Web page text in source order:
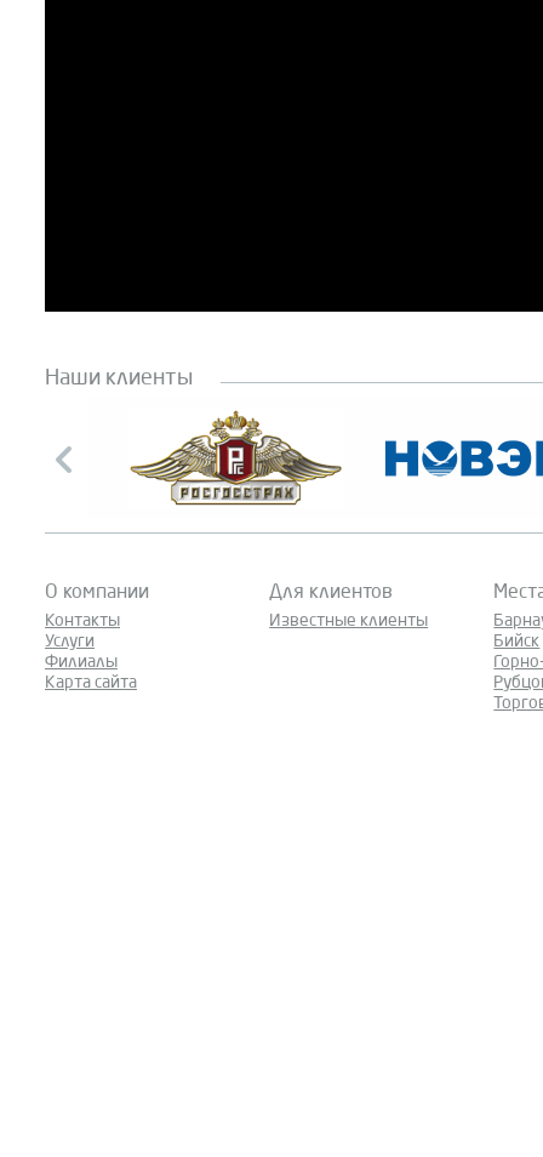
Наши клиенты
О компании
Контакты
Услуги
Филиалы
Карта сайта
Для клиентов
Известные клиенты
Бийск